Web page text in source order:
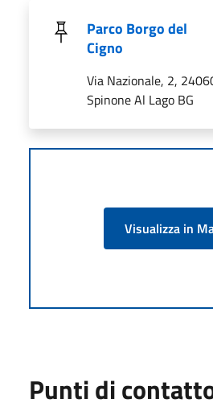
Parco Borgo del
Cigno
Via Nazionale, 2,
Spinone Al Lago BG
Visualizza in
Punti di